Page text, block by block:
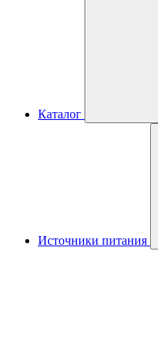
Каталог
Источники питания